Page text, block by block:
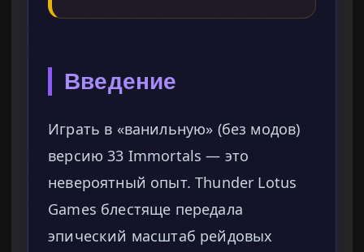
Введение
Играть в «ванильную» (без модов)
версию 33 Immortals — это
невероятный опыт. Thunder Lotus
Games блестяще передала
эпический масштаб рейдовых